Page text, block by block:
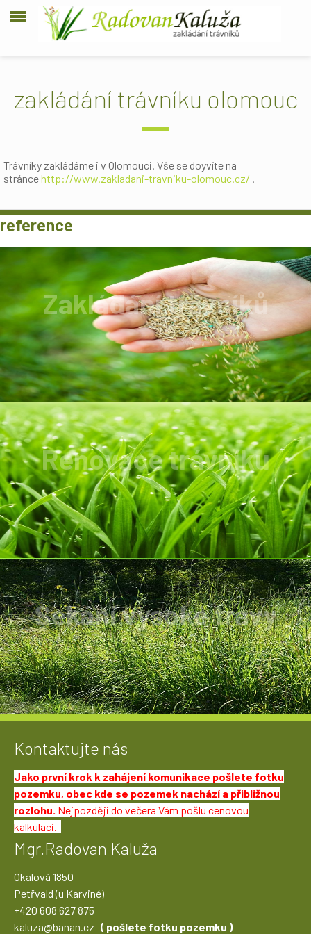
zakládání trávníku olomouc
Trávníky zakládáme i v Olomouci. Vše se doyvíte na
stráncehttp://www.zakladani-travniku-olomouc.cz/ .
reference
Zakládání trávníků
Zakládání trávníku provádíme v ceně od 18Kč
do 22Kč /m2.
Renovace trávníku
Trávník zbavíme prořežeme, poté zbavíme
plevelů, mechu A samozřejmně zahustíme.
Sekání vysoké trávy
Trává, nálety s výškou 2metry není problém.
Kontaktujte nás
Jako první krok k zahájení komunikace pošlete fotku
pozemku, obec kde se pozemek nachází a přibližnou
rozlohu. Nejpozději do večera Vám pošlu cenovou
kalkulaci.
Mgr.Radovan Kaluža
Okalová 1850
Petřvald (u Karviné)
+420 608 627 875
kaluza@banan.cz ( pošlete fotku pozemku )